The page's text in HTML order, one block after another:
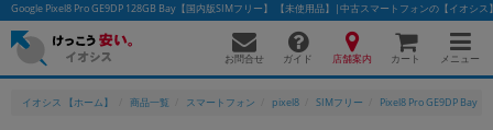
Google Pixel8 Pro GE9DP 128GB Bay【国内版SIMフリー】 【未使用品】|中古スマートフォンの【イオシス
お問合せ ガイド 店舗案内 カート メニュー
イオシス 【ホーム】 商品一覧 スマートフォン pixel8 SIMフリー Pixel8 Pro GE9DP Bay